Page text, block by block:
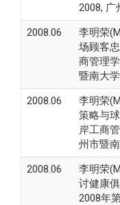
2008, 广
2008.06
李明荣
场顾客
商管理
暨南大
2008.06
李明荣
策略与
岸工商
州市暨
2008.06
李明荣
讨健康
2008年